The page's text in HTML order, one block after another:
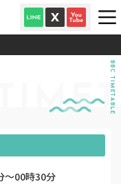
BBC TIMETABLE
〜00時30分